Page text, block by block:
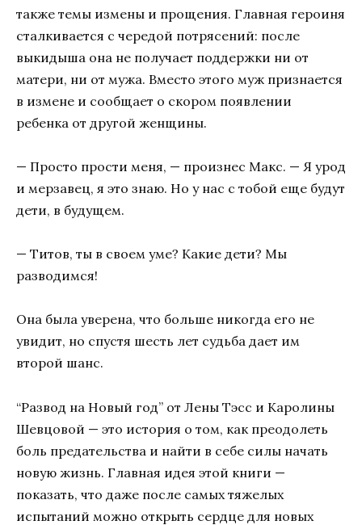
также темы измены и прощения. Главная героиня
сталкивается с чередой потрясений: после
выкидыша она не получает поддержки ни от
матери, ни от мужа. Вместо этого муж признается
в измене и сообщает о скором появлении
ребенка от другой женщины.
— Просто прости меня, — произнес Макс. — Я урод
и мерзавец, я это знаю. Но у нас с тобой еще будут
дети, в будущем.
— Титов, ты в своем уме? Какие дети? Мы
разводимся!
Она была уверена, что больше никогда его не
увидит, но спустя шесть лет судьба дает им
второй шанс.
“Развод на Новый год” от Лены Тэсс и Каролины
Шевцовой — это история о том, как преодолеть
боль предательства и найти в себе силы начать
новую жизнь. Главная идея этой книги —
показать, что даже после самых тяжелых
испытаний можно открыть сердце для новых